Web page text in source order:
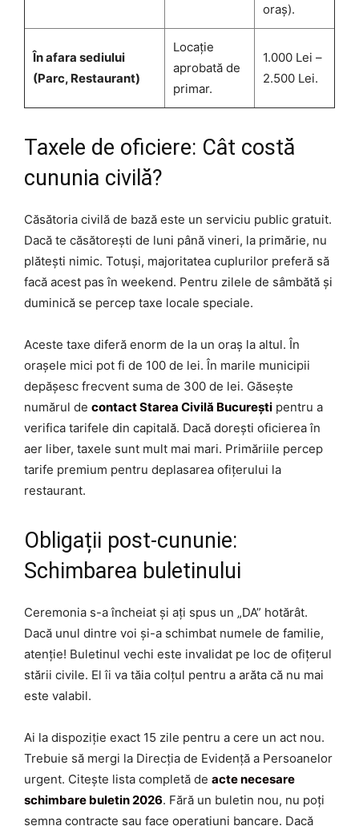
oraș).
În afara sediului
(Parc, Restaurant)
Locație
aprobată de
primar.
1.000 Lei –
2.500 Lei.
Taxele de oficiere: Cât costă
cununia civilă?
Căsătoria civilă de bază este un serviciu public gratuit.
Dacă te căsătorești de luni până vineri, la primărie, nu
plătești nimic. Totuși, majoritatea cuplurilor preferă să
facă acest pas în weekend. Pentru zilele de sâmbătă și
duminică se percep taxe locale speciale.
Aceste taxe diferă enorm de la un oraș la altul. În
orașele mici pot fi de 100 de lei. În marile municipii
depășesc frecvent suma de 300 de lei. Găsește
numărul de contact Starea Civilă București pentru a
verifica tarifele din capitală. Dacă dorești oficierea în
aer liber, taxele sunt mult mai mari. Primăriile percep
tarife premium pentru deplasarea ofițerului la
restaurant.
Obligații post-cununie:
Schimbarea buletinului
Ceremonia s-a încheiat și ați spus un „DA” hotărât.
Dacă unul dintre voi și-a schimbat numele de familie,
atenție! Buletinul vechi este invalidat pe loc de ofițerul
stării civile. El îi va tăia colțul pentru a arăta că nu mai
este valabil.
Ai la dispoziție exact 15 zile pentru a cere un act nou.
Trebuie să mergi la Direcția de Evidență a Persoanelor
urgent. Citește lista completă de acte necesare
schimbare buletin 2026. Fără un buletin nou, nu poți
semna contracte sau face operațiuni bancare. Dacă